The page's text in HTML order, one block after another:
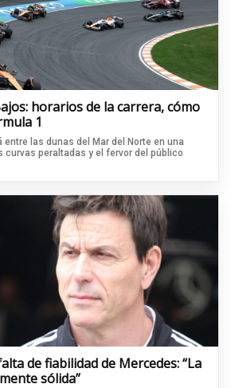
horarios de la carrera, cómo
1
entre las dunas del Mar del Norte en una
curvas peraltadas y el fervor del público
de fiabilidad de Mercedes: “La
sólida”